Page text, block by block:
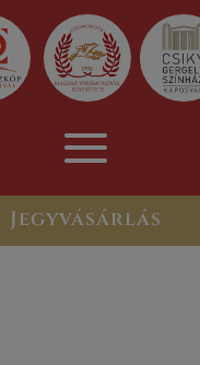
Jegyvásárlás